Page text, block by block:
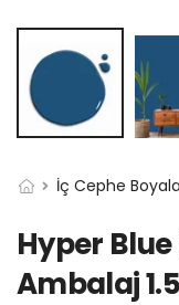
İç Cephe
Hyper
Ambalaj